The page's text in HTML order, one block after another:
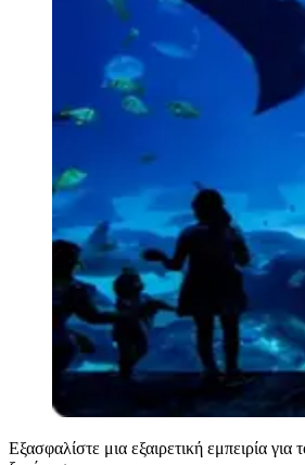
Εξασφαλίστε μια εξαιρετική εμπειρία για